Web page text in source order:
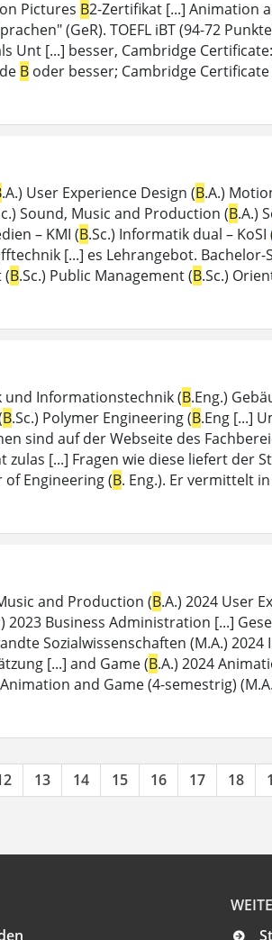
Pictures B2-Zertifikat [...] Animation
(GeR). TOEFL iBT (94-72
Unt [...] besser, Cambridge
B oder besser; Cambridge Certificate
.A.) User Experience Design (B.A.)
Sound, Music and Production (B.A.)
– KMI (B.Sc.) Informatik dual – KoSI
[...] es Lehrangebot.
(B.Sc.) Public Management (B.Sc.)
und Informationstechnik (B.Eng.)
B.Sc.) Polymer Engineering (B.Eng [...]
sind auf der Webseite des
zulas [...] Fragen wie diese liefert der
Engineering (B. Eng.). Er vermittelt
and Production (B.A.) 2024 User
2023 Business Administration [...]
Sozialwissenschaften (M.A.)
[...] and Game (B.A.) 2024
and Game (4-semestrig)
13 14 15 16 17 18